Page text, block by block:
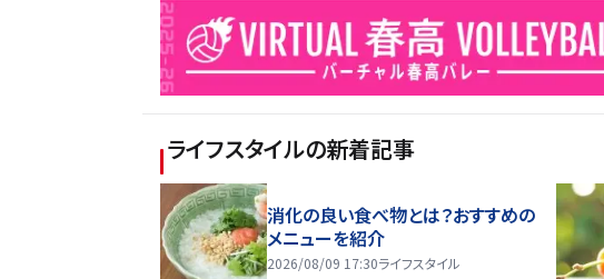
ライフスタイルの新着記事
消化の良い食べ物とは？おすすめの
メニューを紹介
2026/08/09 17:30ライフスタイル